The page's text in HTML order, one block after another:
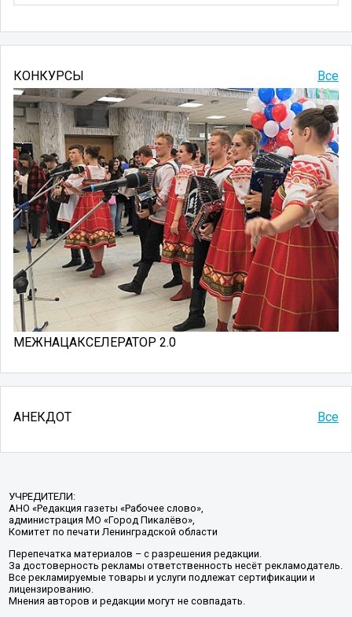
Все
КОНКУРСЫ
МЕЖНАЦАКСЕЛЕРАТОР 2.0
АНЕКДОТ Все
УЧРЕДИТЕЛИ:
АНО «Редакция газеты «Рабочее слово»,
администрация МО «Город Пикалёво»,
Комитет по печати Ленинградской области
Перепечатка материалов – с разрешения редакции.
За достоверность рекламы ответственность несёт рекламодатель.
Все рекламируемые товары и услуги подлежат сертификации и
лицензированию.
Мнения авторов и редакции могут не совпадать.